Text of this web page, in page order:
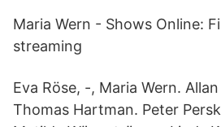
Maria Wern - Shows Online:
streaming
Eva Röse, -, Maria Wern.
Thomas Hartman. Peter